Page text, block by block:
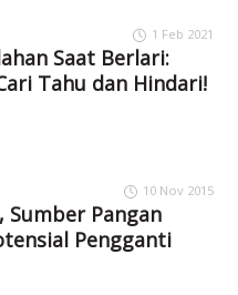
1 Feb 2021
Saat Berlari:
Tahu dan Hindari!
10 Nov 2015
Sumber Pangan
Pengganti